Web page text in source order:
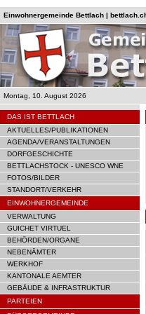
Einwohnergemeinde Bettlach |
Montag, 10. August 2026
DAS IST BETTLACH
AKTUELLES/PUBLIKATIONEN
AGENDA/VERANSTALTUNGEN
DORFGESCHICHTE
BETTLACHSTOCK - UNESCO WNE
FOTOS/BILDER
STANDORT/VERKEHR
EINWOHNERGEMEINDE
VERWALTUNG
GUICHET VIRTUEL
BEHÖRDEN/ORGANE
NEBENÄMTER
WERKHOF
KANTONALE AEMTER
GEBÄUDE & INFRASTRUKTUR
PARTEIEN